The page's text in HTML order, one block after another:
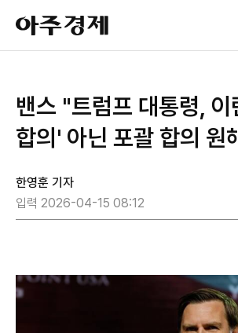
아
주
경
밴스 "트럼프 대통령,
합의' 아닌 포괄 합의 원
한영훈 기자
입력 2026-04-15 08:12